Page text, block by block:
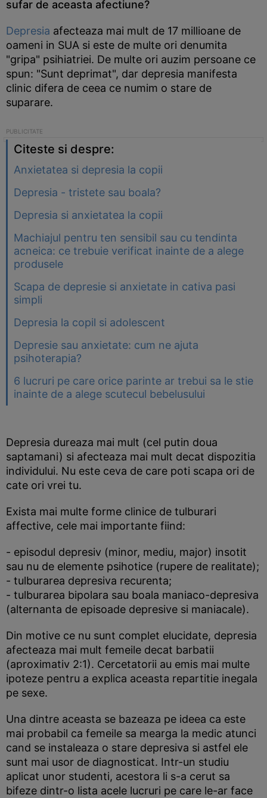
sufar de aceasta afectiune?
Depresia afecteaza mai mult de 17 millioane de
oameni in SUA si este de multe ori denumita
"gripa" psihiatriei. De multe ori auzim persoane ce
spun: "Sunt deprimat", dar depresia manifesta
clinic difera de ceea ce numim o stare de
suparare.
Citeste si despre:
Anxietatea si depresia la copii
Depresia - tristete sau boala?
Depresia si anxietatea la copii
Machiajul pentru ten sensibil sau cu tendinta
acneica: ce trebuie verificat inainte de a alege
produsele
Scapa de depresie si anxietate in cativa pasi
simpli
Depresia la copil si adolescent
Depresie sau anxietate: cum ne ajuta
psihoterapia?
6 lucruri pe care orice parinte ar trebui sa le stie
inainte de a alege scutecul bebelusului
Depresia dureaza mai mult (cel putin doua
saptamani) si afecteaza mai mult decat dispozitia
individului. Nu este ceva de care poti scapa ori de
cate ori vrei tu.
Exista mai multe forme clinice de tulburari
affective, cele mai importante fiind:
- episodul depresiv (minor, mediu, major) insotit
sau nu de elemente psihotice (rupere de realitate);
- tulburarea depresiva recurenta;
- tulburarea bipolara sau boala maniaco-depresiva
(alternanta de episoade depresive si maniacale).
Din motive ce nu sunt complet elucidate, depresia
afecteaza mai mult femeile decat barbatii
(aproximativ 2:1). Cercetatorii au emis mai multe
ipoteze pentru a explica aceasta repartitie inegala
pe sexe.
Una dintre aceasta se bazeaza pe ideea ca este
mai probabil ca femeile sa mearga la medic atunci
cand se instaleaza o stare depresiva si astfel ele
sunt mai usor de diagnosticat. Intr-un studiu
aplicat unor studenti, acestora li s-a cerut sa
bifeze dintr-o lista acele lucruri pe care le-ar face